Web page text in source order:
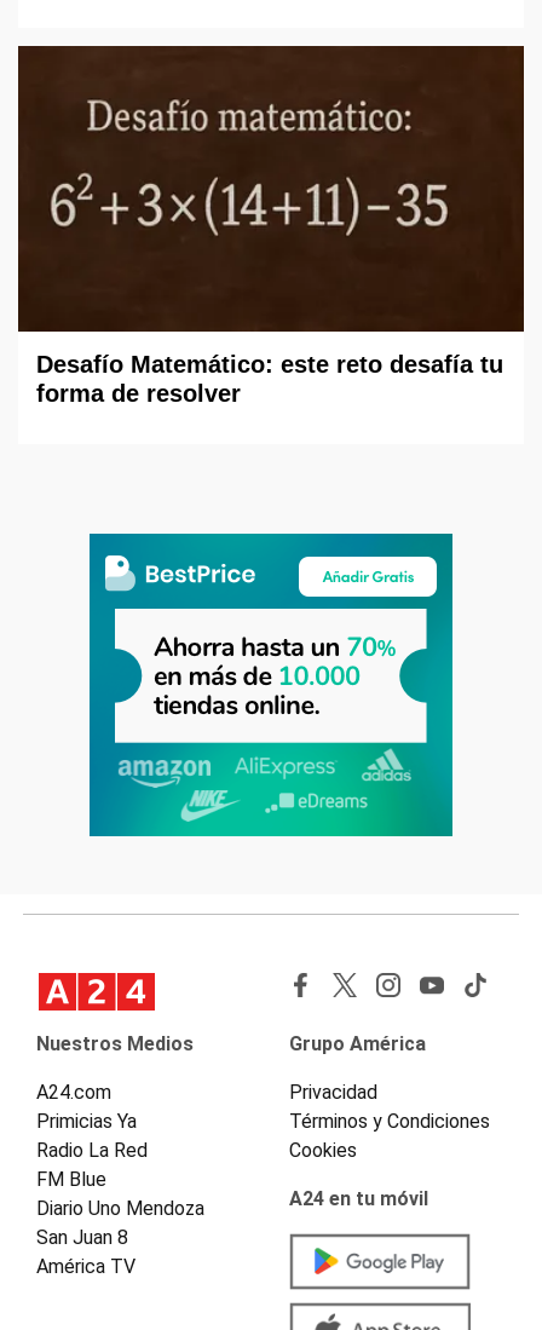
Desafío Matemático: este reto desafía tu
forma de resolver
Nuestros Medios
A24.com
Primicias Ya
Radio La Red
FM Blue
Diario Uno Mendoza
San Juan 8
América TV
Grupo América
Privacidad
Términos y Condiciones
Cookies
A24 en tu móvil